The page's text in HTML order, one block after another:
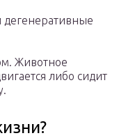
Животное
либо сидит